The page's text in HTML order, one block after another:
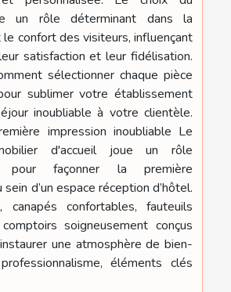
un rôle déterminant dans la
confort des visiteurs, influençant
satisfaction et leur fidélisation.
sélectionner chaque pièce
sublimer votre établissement
inoubliable à votre clientèle.
impression inoubliable Le
d'accueil joue un rôle
pour façonner la première
d’un espace réception d’hôtel.
canapés confortables, fauteuils
soigneusement conçus
une atmosphère de bien-
éléments clés